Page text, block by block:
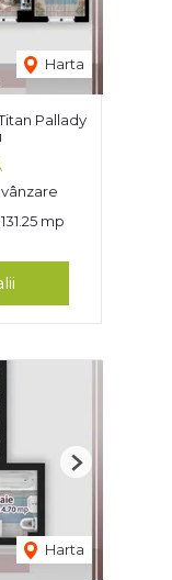
Harta
Pallady
131.25 mp
Harta
Next